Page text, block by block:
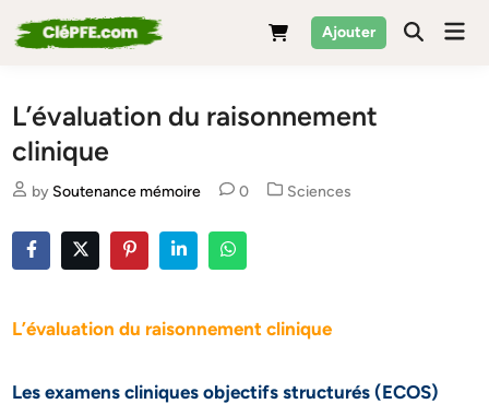
to
Ajouter
L’évaluation du raisonnement
clinique
by Soutenance mémoire 0
Posted
Sciences
L’évaluation du raisonnement clinique
Les examens cliniques objectifs structurés (ECOS)